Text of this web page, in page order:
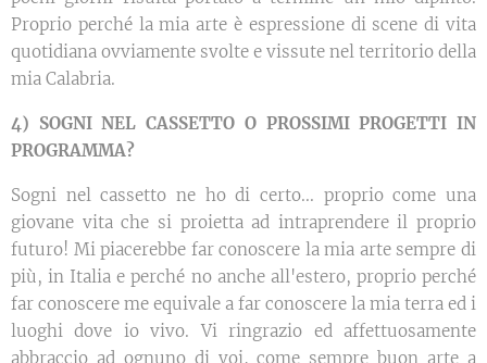
Proprio perché la mia arte è espressione di scene di vita
quotidiana ovviamente svolte e vissute nel territorio della
mia Calabria.
4) SOGNI NEL CASSETTO O PROSSIMI PROGETTI IN
PROGRAMMA?
Sogni nel cassetto ne ho di certo... proprio come una
giovane vita che si proietta ad intraprendere il proprio
futuro! Mi piacerebbe far conoscere la mia arte sempre di
più, in Italia e perché no anche all'estero, proprio perché
far conoscere me equivale a far conoscere la mia terra ed i
luoghi dove io vivo. Vi ringrazio ed affettuosamente
abbraccio ad ognuno di voi, come sempre buon arte a